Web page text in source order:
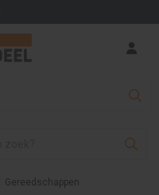
Gereedschappen